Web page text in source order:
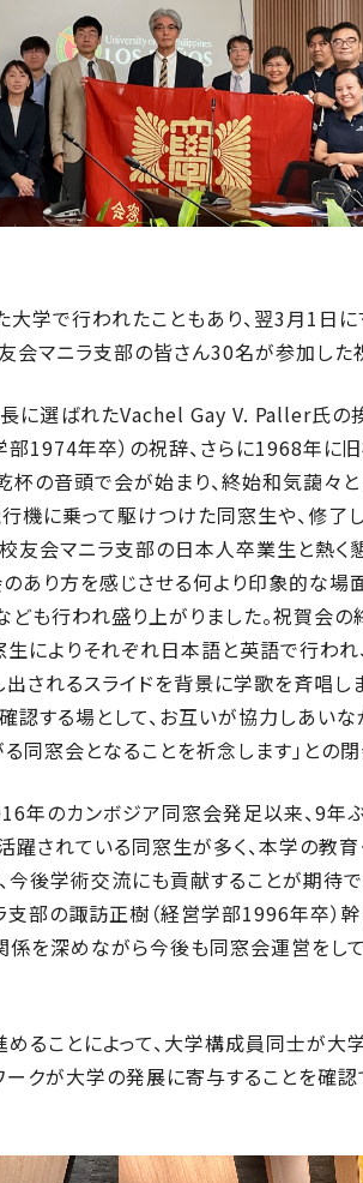
学で行われたこともあり、翌3月1日
会マニラ支部の皆さん30名が参加した
に選ばれたVachel Gay V. Paller氏の
1974年卒）の祝辞、さらに1968年に
杯の音頭で会が始まり、終始和気藹々
機に乗って駆けつけた同窓生や、修了
校友会マニラ支部の日本人卒業生と熱く
あり方を感じさせる何より印象的な場
も行われ盛り上がりました。祝賀会
によりそれぞれ日本語と英語で行われ
されるスライドを背景に学歌を斉唱し
認する場として、お互いが協力しあい
同窓会となることを祈念します」との
年のカンボジア同窓会発足以来、9年
躍されている同窓生が多く、本学の教
今後学術交流にも貢献することが期待
部の諏訪正樹（経営学部1996年卒）幹
を深めながら今後も同窓会運営をし
ることによって、大学構成員同士が大
クが大学の発展に寄与することを確認